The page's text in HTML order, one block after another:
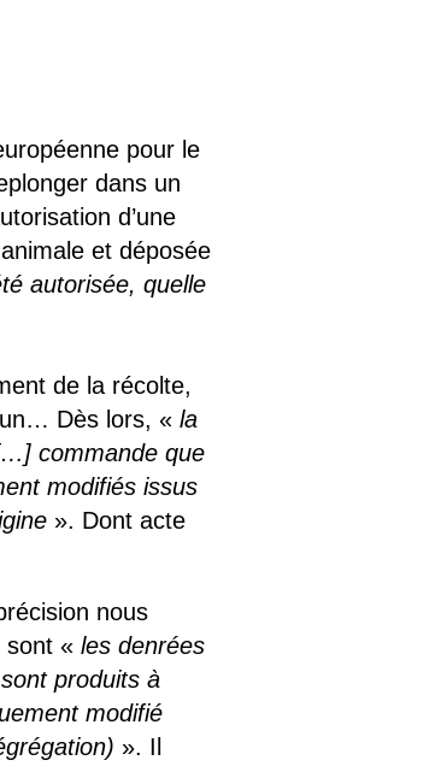
pour le
dans un
d’une
et déposée
autorisée, quelle
de la récolte,
un… Dès lors, «la
commande que
modifiés issus
». Dont acte
nous
sont «les denrées
produits à
modifié
». Il